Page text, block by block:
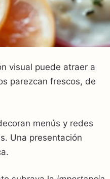
visual puede atraer a
parezcan frescos, de
menús y redes
Una presentación